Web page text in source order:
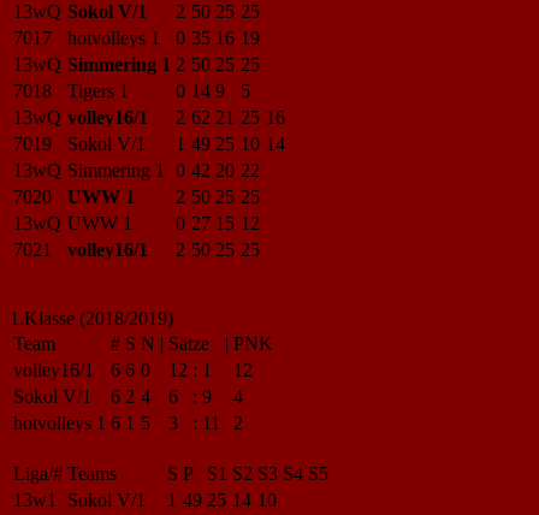
13wQ Sokol V/1 2 50 25 25
7017
hotvolleys 1 0 35 16 19
13wQ Simmering 1 2 50 25 25
7018
Tigers 1 0 14 9
5
13wQ volley16/1 2 62 21 25 16
7019
Sokol V/1 1 49 25 10 14
13wQ Simmering 1 0 42 20 22
7020
UWW 1 2 50 25 25
13wQ UWW 1 0 27 15 12
7021
volley16/1 2 50 25 25
1.Klasse (2018/2019)
Team
# S N | Sätze | PNK
volley16/1
6 6 0 12 : 1
12
Sokol V/1
6 2 4 6 : 9
4
hotvolleys 1 6 1 5 3 : 11 2
Liga/# Teams S P S1 S2 S3 S4 S5
13w1
Sokol V/1 1 49 25 14 10